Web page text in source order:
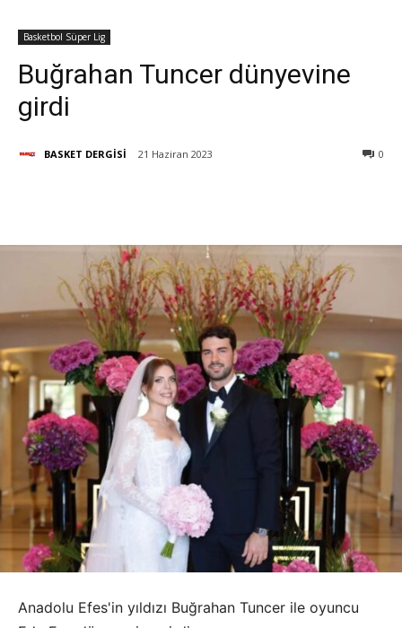
Basketbol Süper Lig
Buğrahan Tuncer dünyevine
girdi
BASKET DERGİSİ 21 Haziran 2023 0
Anadolu Efes'in yıldızı Buğrahan Tuncer ile oyuncu